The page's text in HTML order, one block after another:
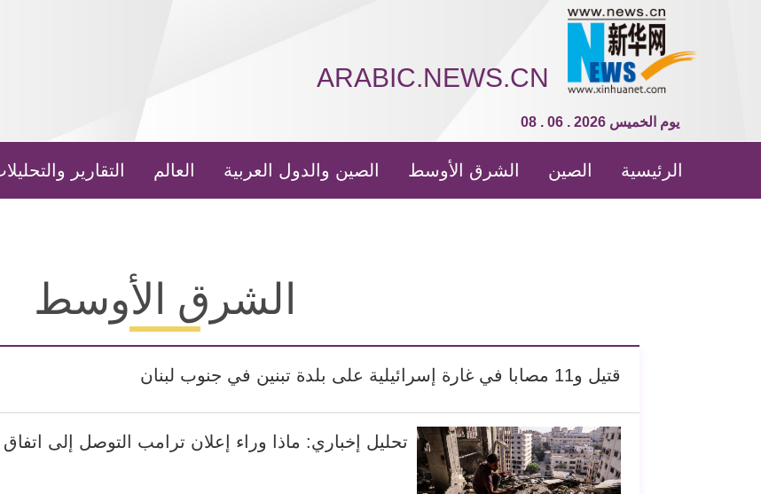
ARABIC.NEWS.CN
08 . 06 . 2026 يوم الخميس
الرئيسية الصين الشرق الأوسط الصين والدول العربية العالم التقارير
الشرق الأوسط
قتيل و11 مصابا في غارة إسرائيلية على بلدة تبنين في جنوب لبنان
تحليل إخباري: ماذا وراء إعلان ترامب التوصل إلى